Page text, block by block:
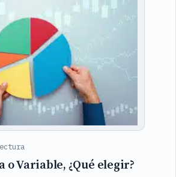
o Variable, ¿Qué elegir?